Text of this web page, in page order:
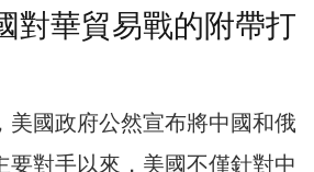
對華貿易戰的附帶打
美國政府公然宣布將中國和俄
要對手以來，美國不僅針對中